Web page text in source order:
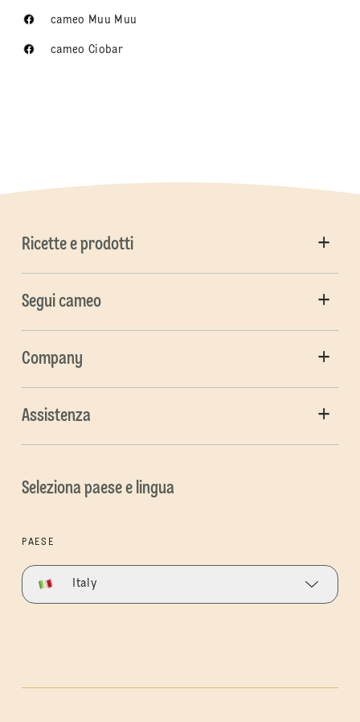
cameo Muu Muu
cameo Ciobar
Ricette e prodotti
Segui cameo
Company
Assistenza
Seleziona paese e lingua
PAESE
Italy